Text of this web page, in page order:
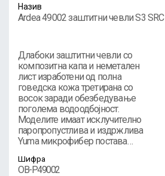
Назив
Ardea 49002 заштитни чевли S3 SRC
Длабоки заштитни чевли со
композитна капа и неметален
лист изработени од полна
говедска кожа третирана со
восок заради обезбедување
поголема водоодбојност.
Моделите имаат исклучително
паропропустлива и издржлива
Yuma микрофибер постава…
Шифра
OB-P49002